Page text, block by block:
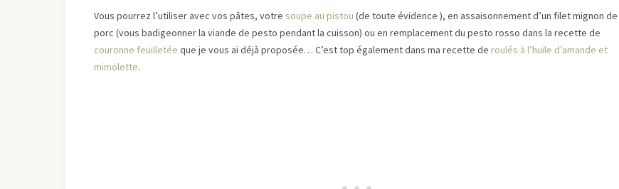
Vous pourrez l’utiliser avec vos pâtes, votre soupe au pistou (de toute évidence ), en assaisonnement d’un filet mignon de
porc (vous badigeonner la viande de pesto pendant la cuisson) ou en remplacement du pesto rosso dans la recette de
couronne feuilletée que je vous ai déjà proposée… C’est top également dans ma recette de roulés à l’huile d’amande et
mimolette.